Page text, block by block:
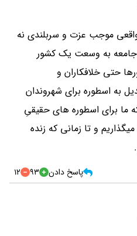
موجب عزت و سربلندی نه
جامعه به وسعت یک کشور
حتی خلافکاران و
به اسطوره برای شهروندان
ما برای اسطوره های حقیقیِ
و تا زمانی که زنده
پاسخ دادن 93
12